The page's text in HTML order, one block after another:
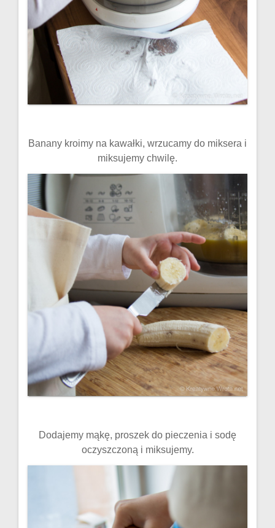
Banany kroimy na kawałki, wrzucamy do miksera i
miksujemy chwilę.
Dodajemy mąkę, proszek do pieczenia i sodę
oczyszczoną i miksujemy.